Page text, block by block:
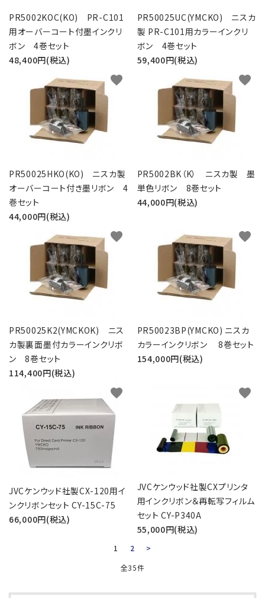
PR5002KOC(KO) PR-C101
用オーバーコート付墨インクリ
ボン 4巻セット
48,400円(税込)
PR50025UC(YMCKO) ニスカ
製 PR-C101用カラーインクリ
ボン 4巻セット
59,400円(税込)
PR50025HKO(KO) ニスカ製
オーバーコート付き墨リボン 4
巻セット
44,000円(税込)
favorite
PR5002BK（K） ニスカ製 墨
単色リボン 8巻セット
44,000円(税込)
favorite
PR50025K2(YMCKOK) ニス
カ製裏面墨付カラーインクリボ
ン 8巻セット
114,400円(税込)
favorite
PR50023BP(YMCKO) ニスカ
カラーインクリボン 8巻セット
154,000円(税込)
favorite
JVCケンウッド社製CX-120用イ
ンクリボンセット CY-15C-75
66,000円(税込)
favorite
JVCケンウッド社製CXプリンタ
用インクリボン＆再転写フィルム
セット CY-P340A
55,000円(税込)
favorite
1 2
>
全35件